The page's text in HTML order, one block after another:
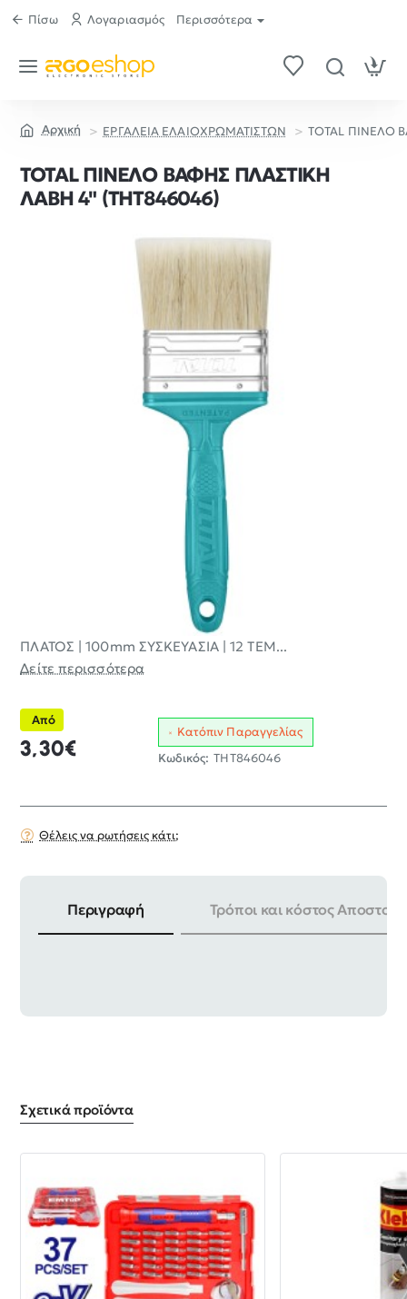
Πίσω Λογαριασμός Περισσότερα
ΕΡΓΑΛΕΙΑ ΕΛΑΙΟΧΡΩΜΑΤΙΣΤΩΝ TOTAL ΠΙΝΕΛΟ
TOTAL ΠΙΝΕΛΟ ΒΑΦΗΣ ΠΛΑΣΤΙΚΗ
ΛΑΒΗ 4" (THT846046)
ΠΛΑΤΟΣ | 100mm ΣΥΣΚΕΥΑΣΙΑ | 12 ΤΕΜ...
Δείτε περισσότερα
Από
3,30€
Κατόπιν Παραγγελίας
Κωδικός: THT846046
Θέλεις να ρωτήσεις κάτι;
Περιγραφή Τρόποι και κόστος
ΠΛΑΤΟΣ | 100mm ΣΥΣΚΕΥΑΣΙΑ | 12 ΤΕΜ
Σχετικά προϊόντα